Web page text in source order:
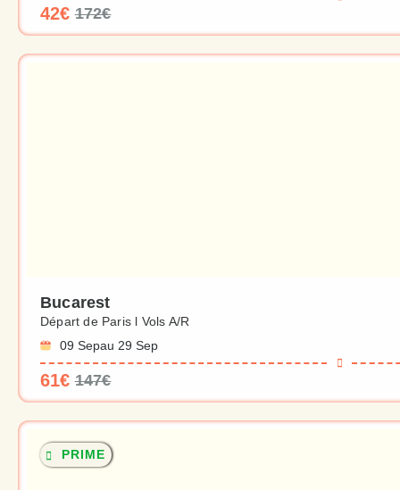
42€ 172€
Bucarest
Départ de Paris l Vols A/R
09 Sepau 29 Sep
61€ 147€
PRIME